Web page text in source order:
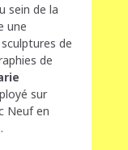
sein de la
une
de
de
sur
Neuf en